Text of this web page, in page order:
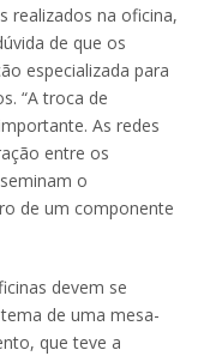
realizados na oficina,
de que os
especializada para
“A troca de
As redes
entre os
o
de um componente
devem se
de uma mesa-
que teve a